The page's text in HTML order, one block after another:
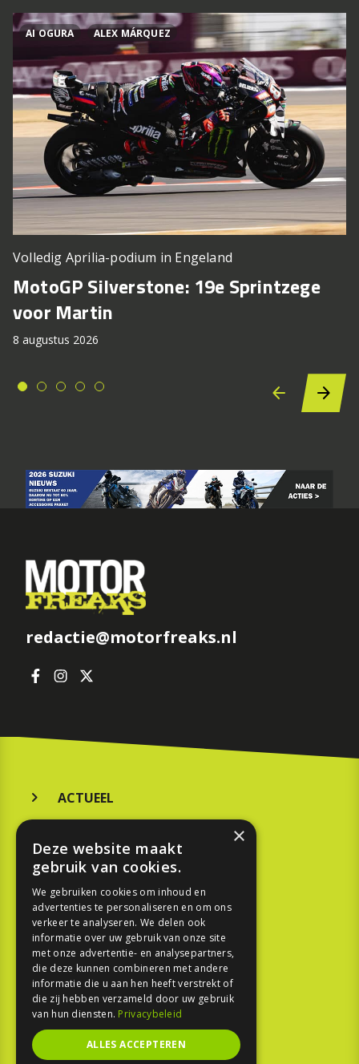
AI OGURA ALEX MÁRQUEZ
Volledig Aprilia-podium in Engeland
MotoGP Silverstone: 19e Sprintzege
voor Martin
8 augustus 2026
redactie@motorfreaks.nl
ACTUEEL
KOOPGIDS
TESTEN
SPORT
REPORTAGE
TOUREN
NIEUWSBRIEF
×
Deze website maakt
gebruik van cookies.
We gebruiken cookies om inhoud en
advertenties te personaliseren en om ons
verkeer te analyseren. We delen ook
informatie over uw gebruik van onze site
met onze advertentie- en analysepartners,
die deze kunnen combineren met andere
informatie die u aan hen heeft verstrekt of
die zij hebben verzameld door uw gebruik
van hun diensten. Privacybeleid
ALLES ACCEPTEREN